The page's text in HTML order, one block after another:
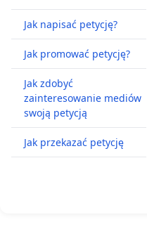
Jak napisać petycję?
Jak promować petycję?
Jak zdobyć
zainteresowanie mediów
swoją petycją
Jak przekazać petycję